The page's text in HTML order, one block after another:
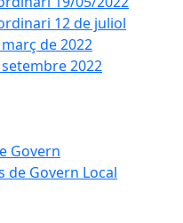
12 de juliol
de 2022
2022
Govern
de Govern Local